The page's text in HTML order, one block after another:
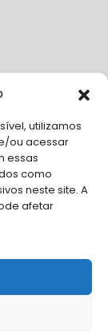
utilizamos
ou acessar
essas
como
neste site. A
afetar
seu evento